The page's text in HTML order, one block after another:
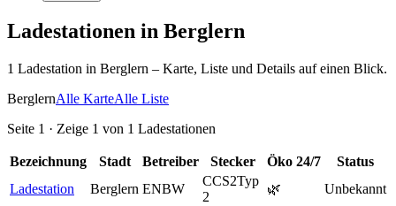
Ladestationen in Berglern
1 Ladestation in Berglern – Karte, Liste und Details auf einen Blick.
BerglernAlle KarteAlle Liste
Seite 1 · Zeige 1 von 1 Ladestationen
Bezeichnung Stadt Betreiber Stecker Öko 24/7
Status
Ladestation
Berglern ENBW
CCS2Typ
2
🌿
Unbekannt